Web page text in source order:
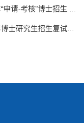
申请-考核”博士招生 材
士研究生招生复试方案